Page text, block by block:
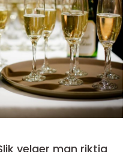
velger man riktig